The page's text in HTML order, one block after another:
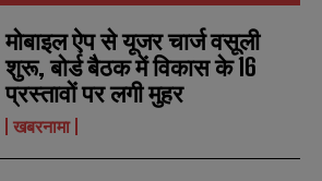
मोबाइल ऐप से यूजर चार्ज वसूली
शुरू, बोर्ड बैठक में विकास के 16
प्रस्तावों पर लगी मुहर
खबरनामा